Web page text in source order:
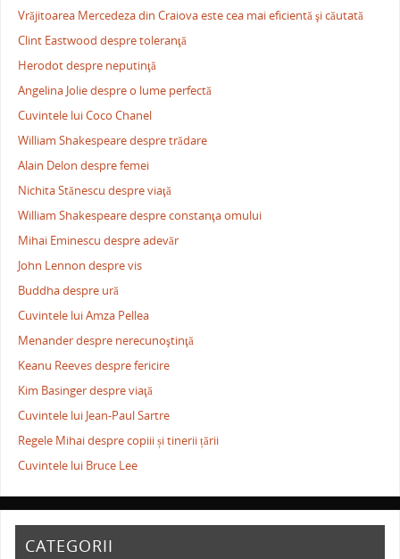
Vrăjitoarea Mercedeza din Craiova este cea mai eficientă şi căutată
Clint Eastwood despre toleranţă
Herodot despre neputinţă
Angelina Jolie despre o lume perfectă
Cuvintele lui Coco Chanel
William Shakespeare despre trădare
Alain Delon despre femei
Nichita Stănescu despre viaţă
William Shakespeare despre constanţa omului
Mihai Eminescu despre adevăr
John Lennon despre vis
Buddha despre ură
Cuvintele lui Amza Pellea
Menander despre nerecunoştinţă
Keanu Reeves despre fericire
Kim Basinger despre viaţă
Cuvintele lui Jean-Paul Sartre
Regele Mihai despre copiii și tinerii țării
Cuvintele lui Bruce Lee
CATEGORII